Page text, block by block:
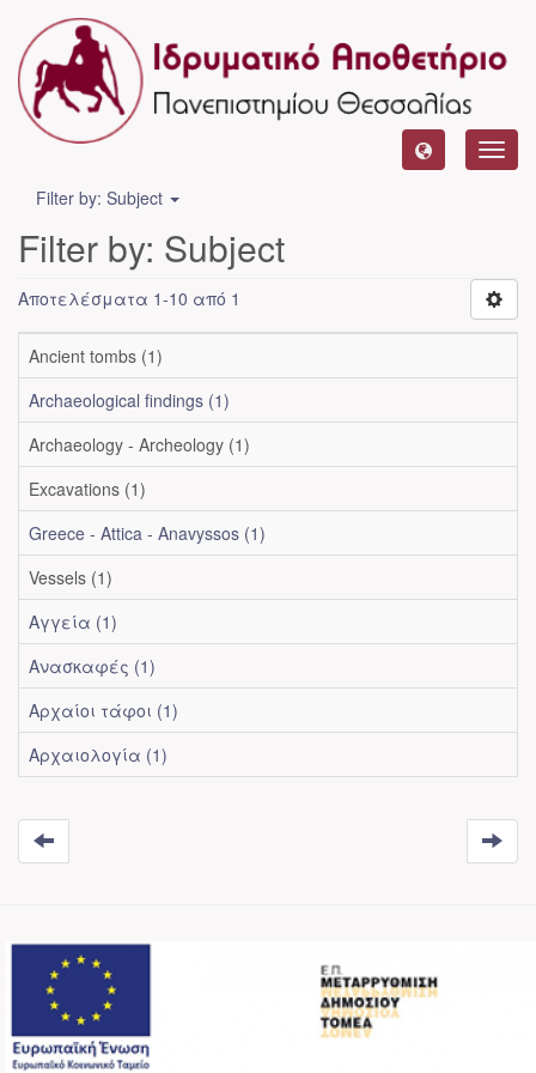
Filter by: Subject
Filter by: Subject
Αποτελέσματα 1-10 από 1
Ancient tombs (1)
Archaeological findings (1)
Archaeology - Archeology (1)
Excavations (1)
Greece - Attica - Anavyssos (1)
Vessels (1)
Αγγεία (1)
Ανασκαφές (1)
Αρχαίοι τάφοι (1)
Αρχαιολογία (1)